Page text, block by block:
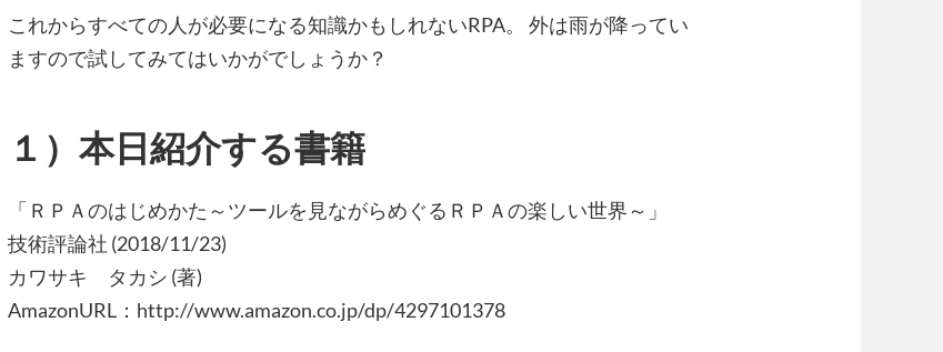
これからすべての人が必要になる知識かもしれないRPA。 外は雨が降ってい
ますので試してみてはいかがでしょうか？
１）本日紹介する書籍
「ＲＰＡのはじめかた～ツールを見ながらめぐるＲＰＡの楽しい世界～」
技術評論社 (2018/11/23)
カワサキ タカシ (著)
AmazonURL：http://www.amazon.co.jp/dp/4297101378